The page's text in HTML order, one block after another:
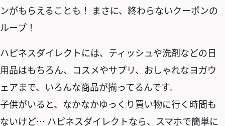
ンがもらえることも！ まさに、終わらないクーポンの
ループ！
ハピネスダイレクトには、ティッシュや洗剤などの日
用品はもちろん、コスメやサプリ、おしゃれなヨガウ
ェアまで、いろんな商品が揃ってるんです。
子供がいると、なかなかゆっくり買い物に行く時間も
ないけど… ハピネスダイレクトなら、スマホで簡単に